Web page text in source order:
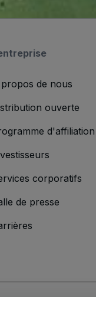
de nous
ouverte
d'affiliation
corporatifs
de presse